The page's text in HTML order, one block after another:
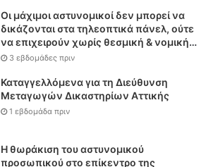
Οι μάχιμοι αστυνομικοί δεν μπορεί να
δικάζονται στα τηλεοπτικά πάνελ, ούτε
να επιχειρούν χωρίς θεσμική & νομική
θωράκιση
3 εβδομάδες πριν
Καταγγελλόμενα για τη Διεύθυνση
Μεταγωγών Δικαστηρίων Αττικής
1 εβδομάδα πριν
Η θωράκιση του αστυνομικού
προσωπικού στο επίκεντρο της